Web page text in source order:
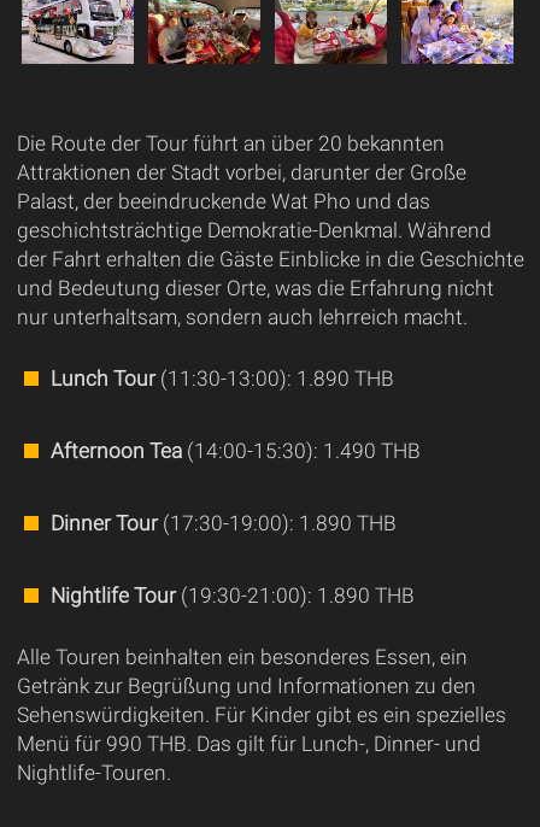
Die Route der Tour führt an über 20 bekannten
Attraktionen der Stadt vorbei, darunter der Große
Palast, der beeindruckende Wat Pho und das
geschichtsträchtige Demokratie-Denkmal. Während
der Fahrt erhalten die Gäste Einblicke in die Geschichte
und Bedeutung dieser Orte, was die Erfahrung nicht
nur unterhaltsam, sondern auch lehrreich macht.
Lunch Tour(11:30-13:00): 1.890 THB
Afternoon Tea(14:00-15:30): 1.490 THB
Dinner Tour(17:30-19:00): 1.890 THB
Nightlife Tour(19:30-21:00): 1.890 THB
Alle Touren beinhalten ein besonderes Essen, ein
Getränk zur Begrüßung und Informationen zu den
Sehenswürdigkeiten. Für Kinder gibt es ein spezielles
Menü für 990 THB. Das gilt für Lunch-, Dinner- und
Nightlife-Touren.